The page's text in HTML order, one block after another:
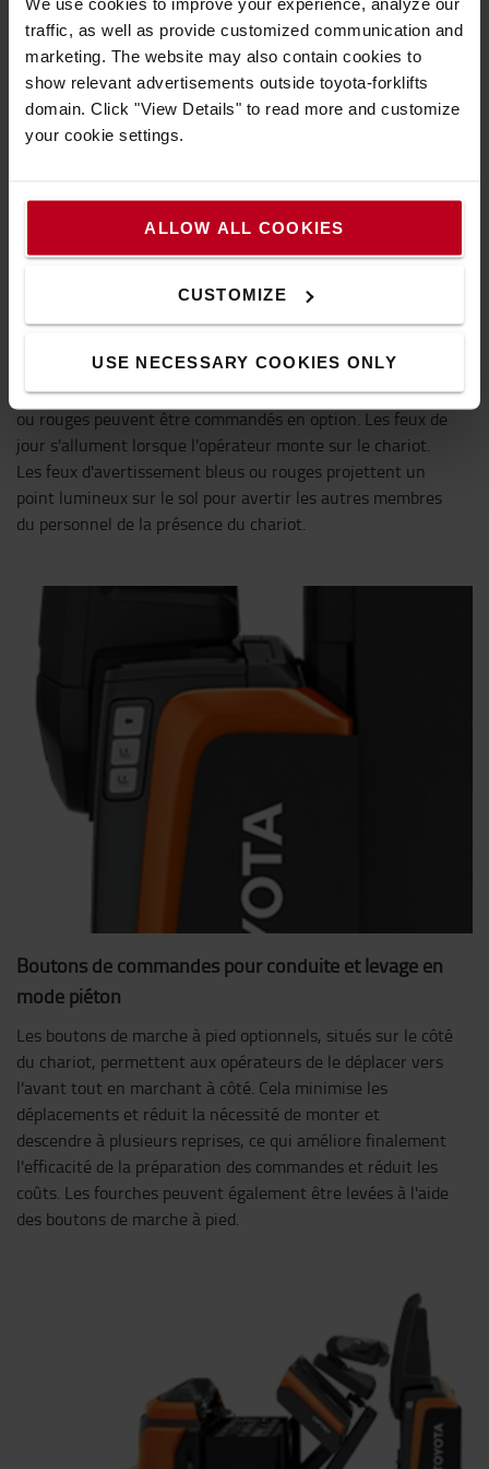
traffic, as well as provide customized communication and
marketing. The website may also contain cookies to
show relevant advertisements outside toyota-forklifts
domain. Click "View Details" to read more and customize
your cookie settings.
ALLOW ALL COOKIES
CUSTOMIZE
USE NECESSARY COOKIES ONLY
Feux de sécurité
Pour renforcer la sécurité dans les opérations d'entrepôt,
des feux de jour intégrés et des feux d'avertissement bleus
ou rouges peuvent être commandés en option. Les feux de
jour s'allument lorsque l'opérateur monte sur le chariot.
Les feux d'avertissement bleus ou rouges projettent un
point lumineux sur le sol pour avertir les autres membres
du personnel de la présence du chariot.
Boutons de commandes pour conduite et levage en
mode piéton
Les boutons de marche à pied optionnels, situés sur le côté
du chariot, permettent aux opérateurs de le déplacer vers
l'avant tout en marchant à côté. Cela minimise les
déplacements et réduit la nécessité de monter et
descendre à plusieurs reprises, ce qui améliore finalement
l'efficacité de la préparation des commandes et réduit les
coûts. Les fourches peuvent également être levées à l'aide
des boutons de marche à pied.